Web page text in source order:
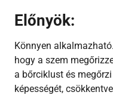
Előnyök:
Könnyen alkalmazható.
hogy a szem
a bőrciklust és
képességét,